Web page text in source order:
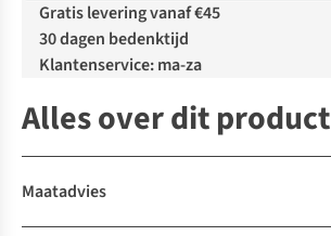
Gratis levering vanaf €45
30 dagen bedenktijd
Klantenservice: ma-za
Alles over dit product
Maatadvies